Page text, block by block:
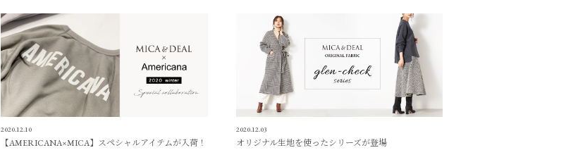
2020.12.10
【AMERICANA×MICA】スペシャルアイテムが入荷！
2020.12.03
オリジナル生地を使ったシリーズが登場